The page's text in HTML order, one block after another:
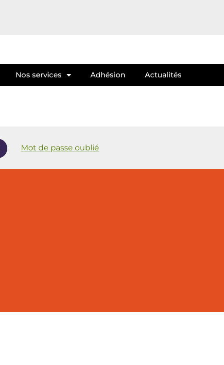
Nos services Adhésion Actualités
Mot de passe oublié